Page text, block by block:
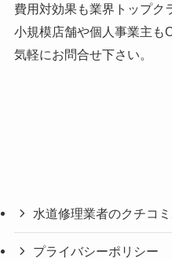
費用対効果も業界トップク
小規模店舗や個人事業主も
気軽にお問合せ下さい。
水道修理業者のクチコ
プライバシーポリシー